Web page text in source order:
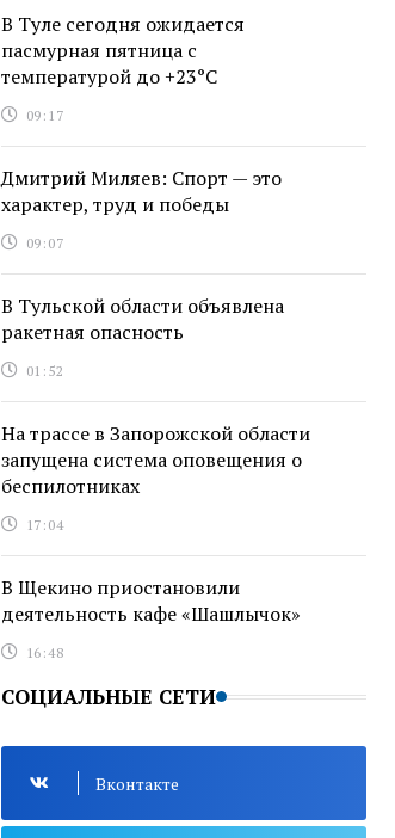
В Туле сегодня ожидается
пасмурная пятница с
температурой до +23°С
09:17
Дмитрий Миляев: Спорт — это
характер, труд и победы
09:07
В Тульской области объявлена
ракетная опасность
01:52
На трассе в Запорожской области
запущена система оповещения о
беспилотниках
17:04
В Щекино приостановили
деятельность кафе «Шашлычок»
16:48
СОЦИАЛЬНЫЕ СЕТИ
Вконтакте